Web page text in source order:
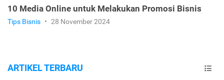
10 Media Online untuk Melakukan Promosi Bisnis
Tips Bisnis • 28 November 2024
ARTIKEL TERBARU